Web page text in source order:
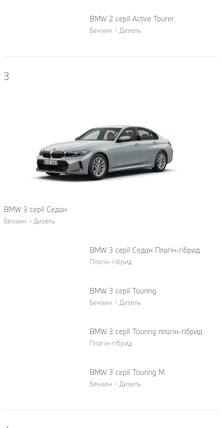
BMW 2 серії Active Tourer
Бензин Дизель
3
BMW 3 серії Седан
Бензин Дизель
BMW 3 серії Седан Плагін-гібрид
Плагін-гібрид
BMW 3 серії Touring
Бензин Дизель
BMW 3 серії Touring плагін-гібрид
Плагін-гібрид
BMW 3 серії Touring M
Бензин Дизель